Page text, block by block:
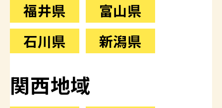
福井県
富山県
石川県
新潟県
関西地域